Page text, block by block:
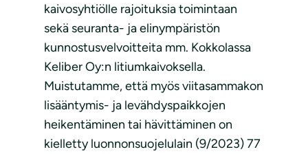
kaivosyhtiölle rajoituksia toimintaan
sekä seuranta- ja elinympäristön
kunnostusvelvoitteita mm. Kokkolassa
Keliber Oy:n litiumkaivoksella.
Muistutamme, että myös viitasammakon
lisääntymis- ja levähdyspaikkojen
heikentäminen tai hävittäminen on
kielletty luonnonsuojelulain (9/2023) 77